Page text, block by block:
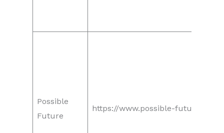
Possible
Future
https://www.possible-future.com/